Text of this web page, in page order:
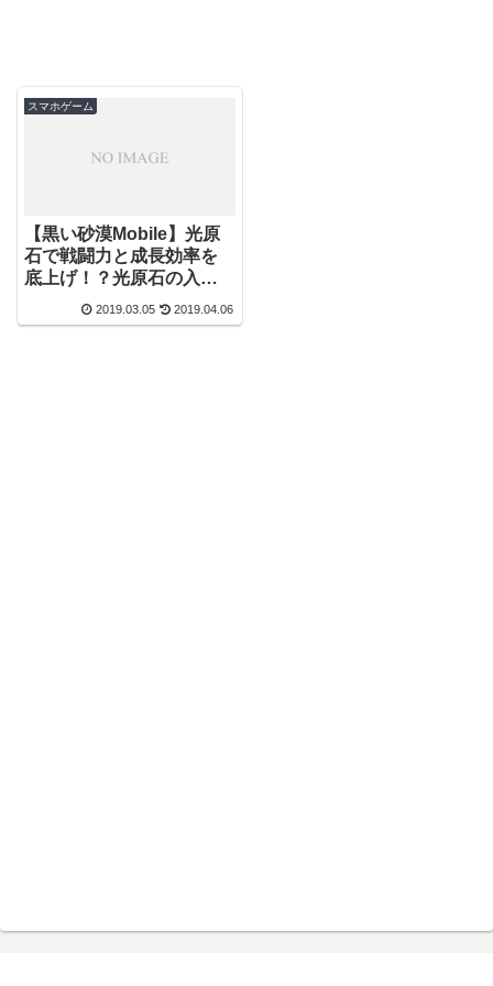
スマホゲーム
【黒い砂漠Mobile】光原
石で戦闘力と成長効率を
底上げ！？光原石の入手
2019.03.05 2019.04.06